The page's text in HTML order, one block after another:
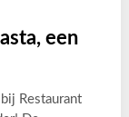
een
Restaurant